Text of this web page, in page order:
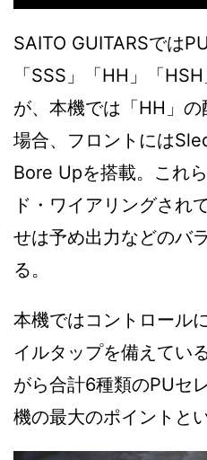
SAITO GUITARSでは
「SSS」「HH」「
が、本機では「HH」
場合、フロントには
Bore Upを搭載。これ
ド・ワイアリングされ
せは予め出力などのバ
る。
本機ではコントロール
イルタップを備えてい
がら合計6種類のPUセ
機の最大のポイントとい